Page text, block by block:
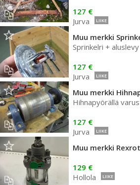
127 €
Jurva
LIIKE
Muu merkki
Sprinkelri + aluslevy
127 €
Jurva
LIIKE
Hihnapyörällä
127 €
Jurva
LIIKE
129 €
Hollola
LIIKE